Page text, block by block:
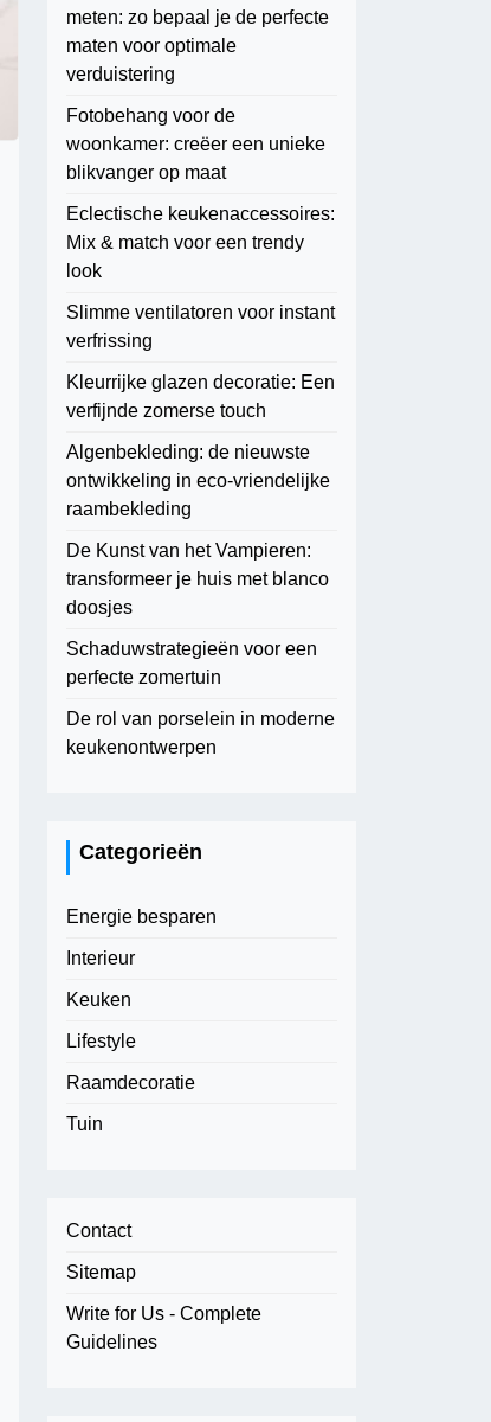
meten: zo bepaal je de perfecte
maten voor optimale
verduistering
Fotobehang voor de
woonkamer: creëer een unieke
blikvanger op maat
Eclectische keukenaccessoires:
Mix & match voor een trendy
look
Slimme ventilatoren voor instant
verfrissing
Kleurrijke glazen decoratie: Een
verfijnde zomerse touch
Algenbekleding: de nieuwste
ontwikkeling in eco-vriendelijke
raambekleding
De Kunst van het Vampieren:
transformeer je huis met blanco
doosjes
Schaduwstrategieën voor een
perfecte zomertuin
De rol van porselein in moderne
keukenontwerpen
Categorieën
Energie besparen
Interieur
Keuken
Lifestyle
Raamdecoratie
Tuin
Contact
Sitemap
Write for Us - Complete
Guidelines